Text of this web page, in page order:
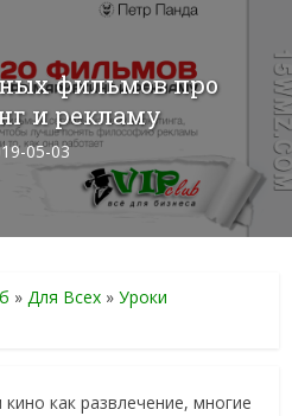
фильмов про
и рекламу
05-03
»Для Всех »Уроки
как развлечение, многие